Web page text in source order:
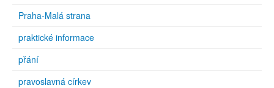
Praha-Malá strana
praktické informace
přání
pravoslavná církev